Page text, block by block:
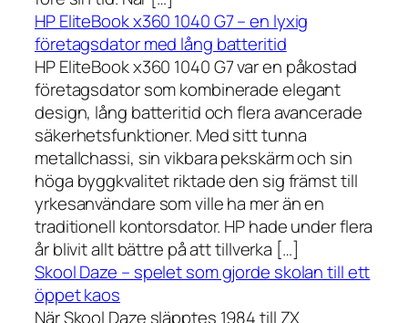
HP EliteBook x360 1040 G7 – en lyxig
företagsdator med lång batteritid
HP EliteBook x360 1040 G7 var en påkostad
företagsdator som kombinerade elegant
design, lång batteritid och flera avancerade
säkerhetsfunktioner. Med sitt tunna
metallchassi, sin vikbara pekskärm och sin
höga byggkvalitet riktade den sig främst till
yrkesanvändare som ville ha mer än en
traditionell kontorsdator. HP hade under flera
år blivit allt bättre på att tillverka […]
Skool Daze – spelet som gjorde skolan till ett
öppet kaos
När Skool Daze släpptes 1984 till ZX